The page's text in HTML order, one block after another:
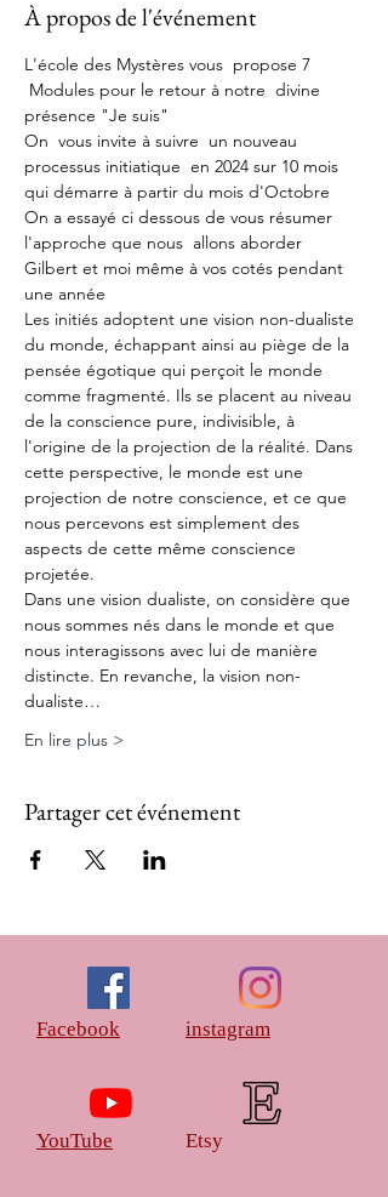
À propos de l'événement
L'école des Mystères vous  propose 7
Modules pour le retour à notre  divine
présence "Je suis"
On  vous invite à suivre  un nouveau
processus initiatique  en 2024 sur 10 mois
qui démarre à partir du mois d'Octobre
On a essayé ci dessous de vous résumer
l'approche que nous  allons aborder
Gilbert et moi même à vos cotés pendant
une année
Les initiés adoptent une vision non-dualiste
du monde, échappant ainsi au piège de la
pensée égotique qui perçoit le monde
comme fragmenté. Ils se placent au niveau
de la conscience pure, indivisible, à
l'origine de la projection de la réalité. Dans
cette perspective, le monde est une
projection de notre conscience, et ce que
nous percevons est simplement des
aspects de cette même conscience
projetée.
Dans une vision dualiste, on considère que
nous sommes nés dans le monde et que
nous interagissons avec lui de manière
distincte. En revanche, la vision non-
dualiste…
En lire plus >
Partager cet événement
Facebook
YouTube
instagram
Etsy